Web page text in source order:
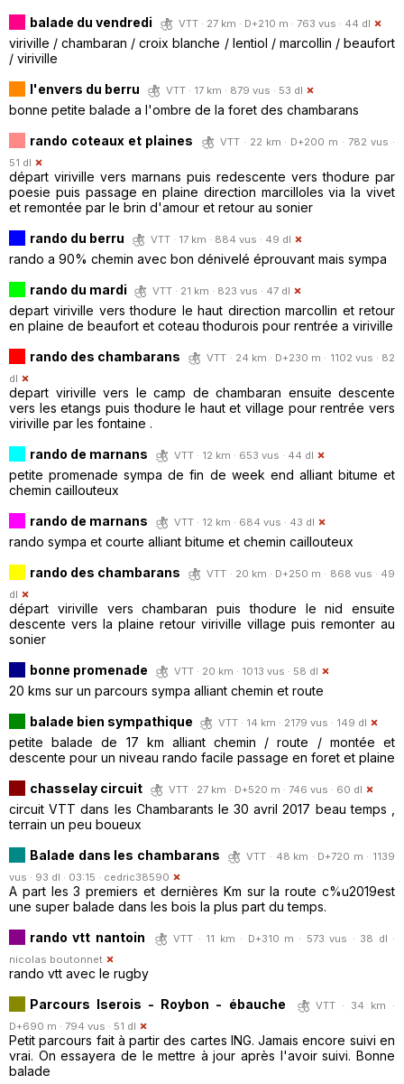
balade du vendredi
VTT · 27 km · D+210 m · 763 vus · 44 dl
viriville / chambaran / croix blanche / lentiol / marcollin / beaufort
/ viriville
l'envers du berru
VTT · 17 km · 879 vus · 53 dl
bonne petite balade a l'ombre de la foret des chambarans
rando coteaux et plaines
VTT · 22 km · D+200 m · 782 vus ·
51 dl
départ viriville vers marnans puis redescente vers thodure par
poesie puis passage en plaine direction marcilloles via la vivet
et remontée par le brin d'amour et retour au sonier
rando du berru
VTT · 17 km · 884 vus · 49 dl
rando a 90% chemin avec bon dénivelé éprouvant mais sympa
rando du mardi
VTT · 21 km · 823 vus · 47 dl
depart viriville vers thodure le haut direction marcollin et retour
en plaine de beaufort et coteau thodurois pour rentrée a viriville
rando des chambarans
VTT · 24 km · D+230 m · 1102 vus · 82
dl
depart viriville vers le camp de chambaran ensuite descente
vers les etangs puis thodure le haut et village pour rentrée vers
viriville par les fontaine .
rando de marnans
VTT · 12 km · 653 vus · 44 dl
petite promenade sympa de fin de week end alliant bitume et
chemin caillouteux
rando de marnans
VTT · 12 km · 684 vus · 43 dl
rando sympa et courte alliant bitume et chemin caillouteux
rando des chambarans
VTT · 20 km · D+250 m · 868 vus · 49
dl
départ viriville vers chambaran puis thodure le nid ensuite
descente vers la plaine retour viriville village puis remonter au
sonier
bonne promenade
VTT · 20 km · 1013 vus · 58 dl
20 kms sur un parcours sympa alliant chemin et route
balade bien sympathique
VTT · 14 km · 2179 vus · 149 dl
petite balade de 17 km alliant chemin / route / montée et
descente pour un niveau rando facile passage en foret et plaine
chasselay circuit
VTT · 27 km · D+520 m · 746 vus · 60 dl
circuit VTT dans les Chambarants le 30 avril 2017 beau temps ,
terrain un peu boueux
Balade dans les chambarans
VTT · 48 km · D+720 m · 1139
vus · 93 dl · 03:15 · cedric38590
A part les 3 premiers et dernières Km sur la route c%u2019est
une super balade dans les bois la plus part du temps.
rando vtt nantoin
VTT · 11 km · D+310 m · 573 vus · 38 dl ·
nicolas boutonnet
rando vtt avec le rugby
Parcours Iserois - Roybon - ébauche
VTT · 34 km ·
D+690 m · 794 vus · 51 dl
Petit parcours fait à partir des cartes ING. Jamais encore suivi en
vrai. On essayera de le mettre à jour après l'avoir suivi. Bonne
balade